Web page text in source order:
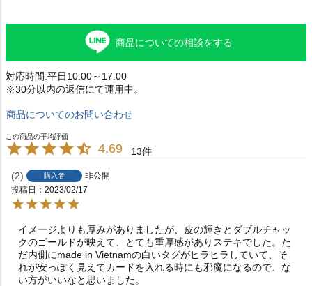
商品についての相談をする
対応時間:平日10:00～17:00
※30分以内の返信にて運用中。
商品についてのお問い合わせ
4.69 13
2 購入者
非公開
投稿日
2023/02/17
イメージよりも厚みがありましたが、皮の輝きとダブルチャッ
クのゴールドが映えて、とても重厚感がありステキでした。た
だ内側にmade in Vietnamの白いタグがヒラヒラしていて、そ
れが安っぽく見えてカードを入れる時にも邪魔になるので、な
い方がいいなと思いました。